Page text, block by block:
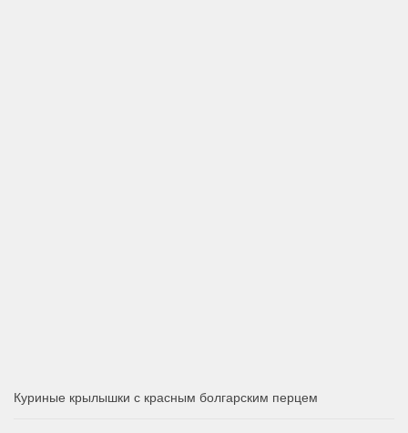
Куриные крылышки с красным болгарским перцем